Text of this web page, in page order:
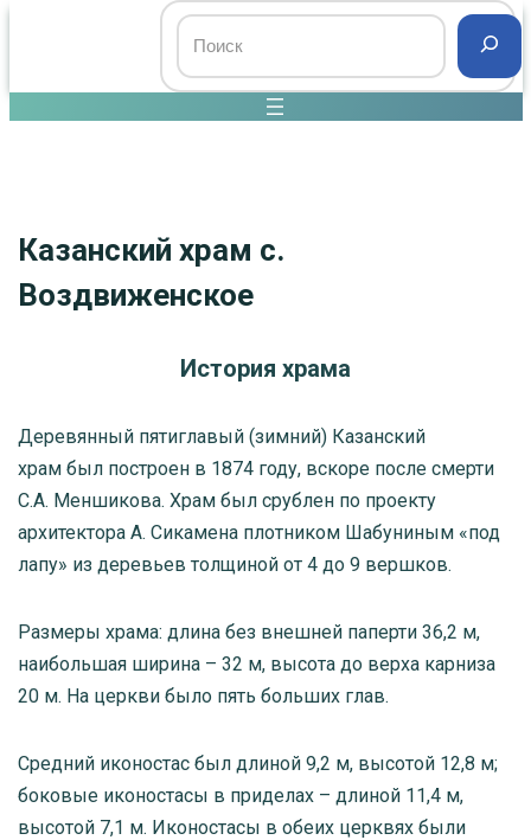
Казанский храм с.
Воздвиженское
История храма
Деревянный пятиглавый (зимний) Казанский
храм был построен в 1874 году, вскоре после смерти
С.А. Меншикова. Храм был срублен по проекту
архитектора А. Си­камена плотником Шабуниным «под
лапу» из деревьев толщиной от 4 до 9 вершков.
Размеры храма: длина без внешней паперти 36,2 м,
наибольшая ширина – 32 м, высота до верха карниза
20 м. На церкви было пять больших глав.
Средний иконостас был длиной 9,2 м, высотой 12,8 м;
боковые иконостасы в приделах – длиной 11,4 м,
высотой 7,1 м. Иконостасы в обеих церквях были